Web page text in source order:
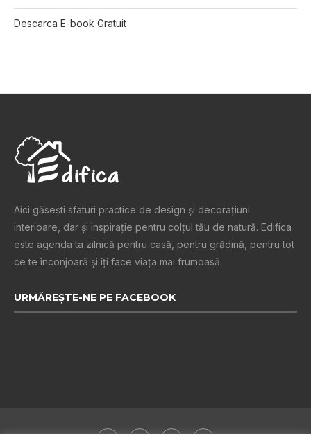
Descarca E-book Gratuit
Aici găsești sfaturi practice de design şi decoraţiuni
interioare, dar și inspiraţie pentru colţul tău de natură. Edifica
este agenda ta zilnică pentru casă, pentru grădină, pentru tot
ce te înconjoară şi îţi face viaţa mai frumoasă.
URMĂREȘTE-NE PE FACEBOOK